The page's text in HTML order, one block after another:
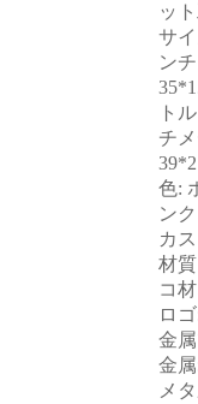
ッ
サ
ン
ト
チ
色:
ン
カ
材
コ
ロ
金
金
メ